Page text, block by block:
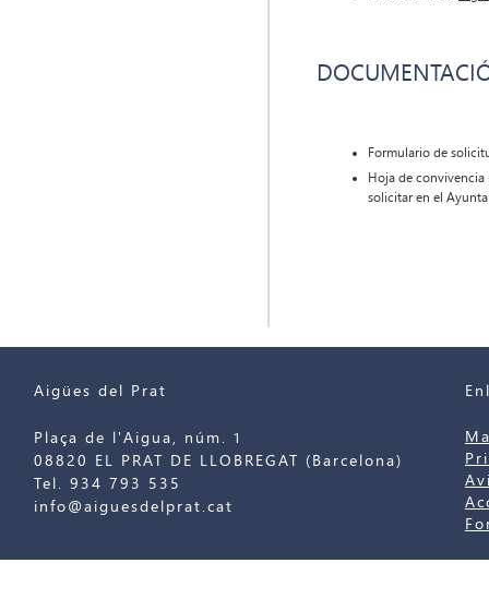
Formulario de
Hoja de
solicitar en el
Aigües del Prat
Plaça de l'Aigua, núm. 1
08820 EL PRAT DE LLOBREGAT (Barcelona)
Tel. 934 793 535
info@aiguesdelprat.cat